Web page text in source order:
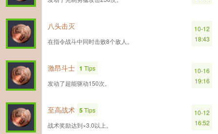
八头击灭
在指令战斗中同时击败8个敌人。
10-12
18:43
激昂斗士 1 Tips
发动了超能驱动150次。
10-16
19:16
至高战术 5Tips
战术奖励达到×3.0以上。
10-12
16:52